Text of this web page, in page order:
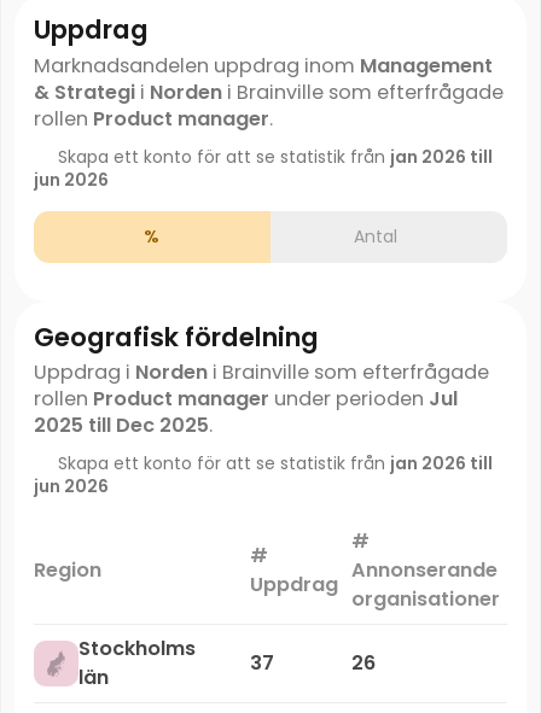
Uppdrag
Marknadsandelen uppdrag inom Management
& Strategii Nordeni Brainville som efterfrågade
rollen Product manager.
Skapa ett konto för att se statistik från jan 2026 till
jun 2026
% Antal
Geografisk fördelning
Uppdrag i Nordeni Brainville som efterfrågade
rollen Product manager under perioden Jul
2025 till Dec 2025.
Skapa ett konto för att se statistik från jan 2026 till
jun 2026
Region
#
Uppdrag
#
Annonserande
organisationer
Stockholms
län
37 26